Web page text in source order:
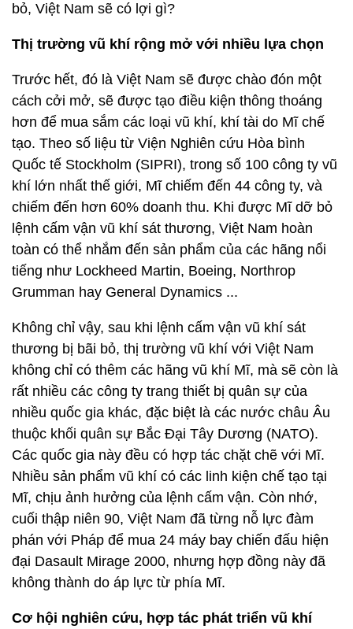
bỏ, Việt Nam sẽ có lợi gì?
Thị trường vũ khí rộng mở với nhiều lựa chọn
Trước hết, đó là Việt Nam sẽ được chào đón một
cách cởi mở, sẽ được tạo điều kiện thông thoáng
hơn để mua sắm các loại vũ khí, khí tài do Mĩ chế
tạo. Theo số liệu từ Viện Nghiên cứu Hòa bình
Quốc tế Stockholm (SIPRI), trong số 100 công ty vũ
khí lớn nhất thế giới, Mĩ chiếm đến 44 công ty, và
chiếm đến hơn 60% doanh thu. Khi được Mĩ dỡ bỏ
lệnh cấm vận vũ khí sát thương, Việt Nam hoàn
toàn có thể nhắm đến sản phẩm của các hãng nổi
tiếng như Lockheed Martin, Boeing, Northrop
Grumman hay General Dynamics ...
Không chỉ vậy, sau khi lệnh cấm vận vũ khí sát
thương bị bãi bỏ, thị trường vũ khí với Việt Nam
không chỉ có thêm các hãng vũ khí Mĩ, mà sẽ còn là
rất nhiều các công ty trang thiết bị quân sự của
nhiều quốc gia khác, đặc biệt là các nước châu Âu
thuộc khối quân sự Bắc Đại Tây Dương (NATO).
Các quốc gia này đều có hợp tác chặt chẽ với Mĩ.
Nhiều sản phẩm vũ khí có các linh kiện chế tạo tại
Mĩ, chịu ảnh hưởng của lệnh cấm vận. Còn nhớ,
cuối thập niên 90, Việt Nam đã từng nỗ lực đàm
phán với Pháp để mua 24 máy bay chiến đấu hiện
đại Dasault Mirage 2000, nhưng hợp đồng này đã
không thành do áp lực từ phía Mĩ.
Cơ hội nghiên cứu, hợp tác phát triển vũ khí